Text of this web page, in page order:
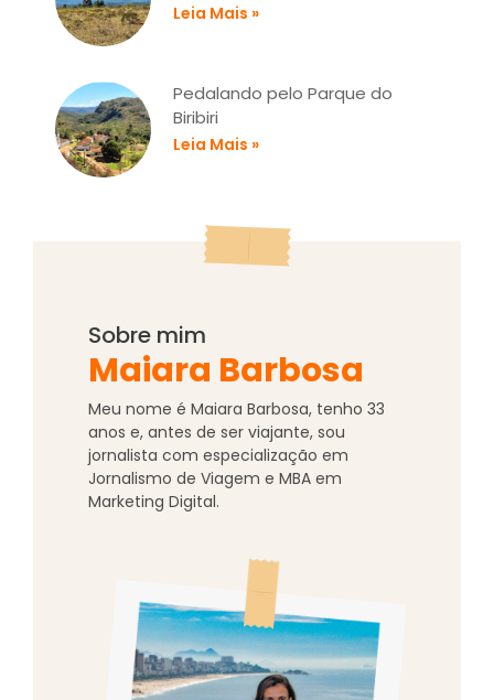
Leia Mais »
Pedalando pelo Parque do
Biribiri
Leia Mais »
Sobre mim
Maiara Barbosa
Meu nome é Maiara Barbosa, tenho 33
anos e, antes de ser viajante, sou
jornalista com especialização em
Jornalismo de Viagem e MBA em
Marketing Digital.